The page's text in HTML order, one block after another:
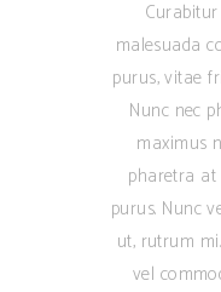
malesuada
purus, vitae
Nunc nec
maximus
pharetra
purus. Nunc
ut, rutrum
vel